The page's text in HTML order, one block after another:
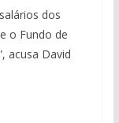
dos
o Fundo de
acusa David